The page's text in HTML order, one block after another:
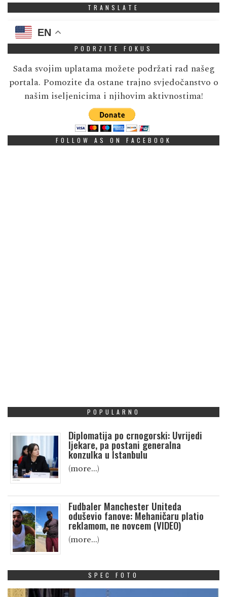
TRANSLATE
EN
PODRZITE FOKUS
Sada svojim uplatama možete podržati rad našeg
portala. Pomozite da ostane trajno svjedočanstvo o
našim iseljenicima i njihovim aktivnostima!
FOLLOW AS ON FACEBOOK
POPULARNO
Diplomatija po crnogorski: Uvrijedi
ljekare, pa postani generalna
konzulka u Istanbulu
(more…)
Fudbaler Manchester Uniteda
oduševio fanove: Mehaničaru platio
reklamom, ne novcem (VIDEO)
(more…)
SPEC FOTO